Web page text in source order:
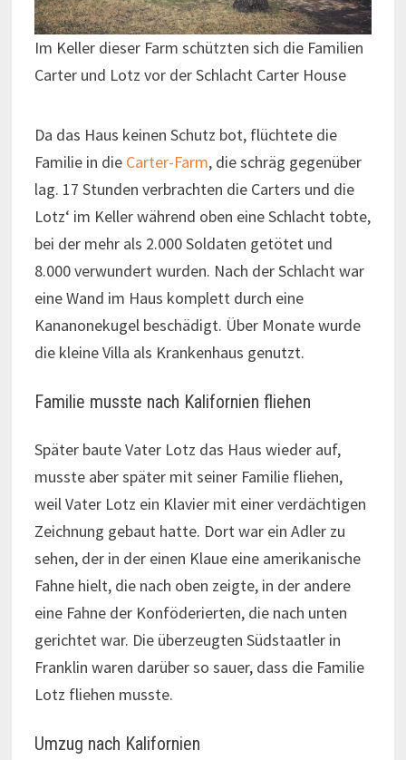
Im Keller dieser Farm schützten sich die Familien
Carter und Lotz vor der Schlacht Carter House
Da das Haus keinen Schutz bot, flüchtete die
Familie in die Carter-Farm, die schräg gegenüber
lag. 17 Stunden verbrachten die Carters und die
Lotz‘ im Keller während oben eine Schlacht tobte,
bei der mehr als 2.000 Soldaten getötet und
8.000 verwundert wurden. Nach der Schlacht war
eine Wand im Haus komplett durch eine
Kananonekugel beschädigt. Über Monate wurde
die kleine Villa als Krankenhaus genutzt.
Familie musste nach Kalifornien fliehen
Später baute Vater Lotz das Haus wieder auf,
musste aber später mit seiner Familie fliehen,
weil Vater Lotz ein Klavier mit einer verdächtigen
Zeichnung gebaut hatte. Dort war ein Adler zu
sehen, der in der einen Klaue eine amerikanische
Fahne hielt, die nach oben zeigte, in der andere
eine Fahne der Konföderierten, die nach unten
gerichtet war. Die überzeugten Südstaatler in
Franklin waren darüber so sauer, dass die Familie
Lotz fliehen musste.
Umzug nach Kalifornien